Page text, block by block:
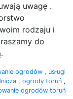
uwagę .
rodzaju i
do
ogrodów , usługi
, ogrody toruń ,
ogrodów toruń